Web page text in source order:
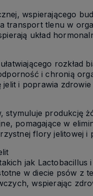
wspierającego
transport tlenu w
układ
rozkład
i chronią
i poprawia zdrowie
stymuluje produkcję
pomagające w
flory jelitowej i
jak Lactobacillus
w diecie psów z
wspierając